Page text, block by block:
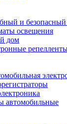
и
освещения
дом
автомобильные